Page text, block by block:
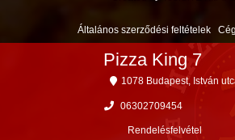
Általános szerződési feltételek
Pizza King 7
1078 Budapest, István
06302709454
Rendelésfelvétel